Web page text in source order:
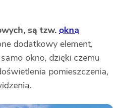
są tzw. okna
dodatkowy element,
okno, dzięki czemu
pomieszczenia,